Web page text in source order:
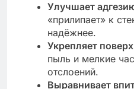
Улучшает
«прилипает» к
надёжнее.
Укрепляет
пыль и мелкие
отслоений.
Выравнивает